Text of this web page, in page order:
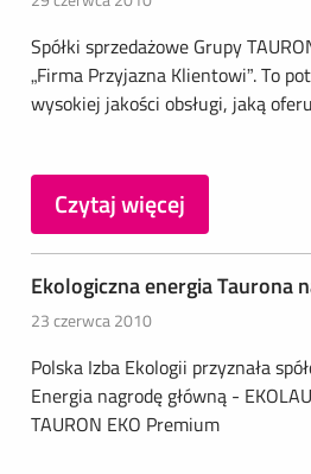
Spółki sprzedażowe Grupy
„Firma Przyjazna Klientowi”. To
wysokiej jakości obsługi, jaką
Czytaj więcej
Ekologiczna energia Taurona
23 czerwca 2010
Polska Izba Ekologii przyznała
Energia nagrodę główną -
TAURON EKO Premium